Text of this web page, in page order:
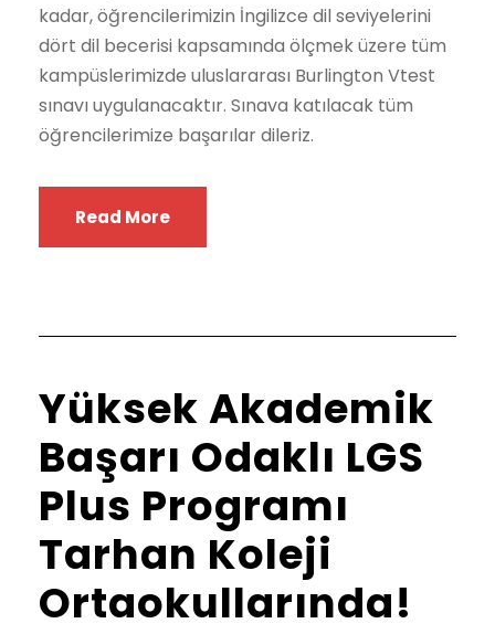
kadar, öğrencilerimizin İngilizce dil seviyelerini
dört dil becerisi kapsamında ölçmek üzere tüm
kampüslerimizde uluslararası Burlington Vtest
sınavı uygulanacaktır. Sınava katılacak tüm
öğrencilerimize başarılar dileriz.
Read More
Yüksek Akademik
Başarı Odaklı LGS
Plus Programı
Tarhan Koleji
Ortaokullarında!